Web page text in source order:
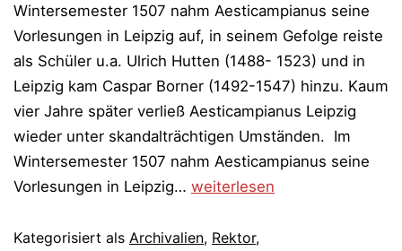
Wintersemester 1507 nahm Aesticampianus seine
Vorlesungen in Leipzig auf, in seinem Gefolge reiste
als Schüler u.a. Ulrich Hutten (1488- 1523) und in
Leipzig kam Caspar Borner (1492-1547) hinzu. Kaum
vier Jahre später verließ Aesticampianus Leipzig
wieder unter skandalträchtigen Umständen. Im
Wintersemester 1507 nahm Aesticampianus seine
Vorlesungen in Leipzig… Skandal
1507
weiterlesen
Kategorisiert als Archivalien, Rektor,